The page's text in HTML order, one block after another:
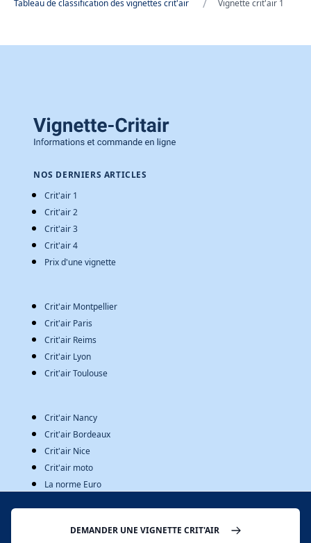
Tableau de classification des vignettes crit'air / Vignette crit'air 1
DEMANDER UNE VIGNETTE CRIT'AIR
NOS DERNIERS ARTICLES
Crit'air 1
Crit'air 2
Crit'air 3
Crit'air 4
Prix d'une vignette
Crit'air Montpellier
Crit'air Paris
Crit'air Reims
Crit'air Lyon
Crit'air Toulouse
Crit'air Nancy
Crit'air Bordeaux
Crit'air Nice
Crit'air moto
La norme Euro
Mentions légales